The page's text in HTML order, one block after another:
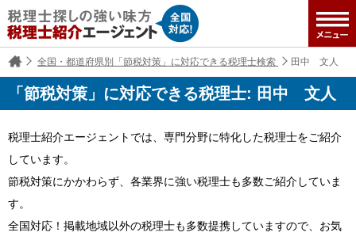
全国・都道府県別「節税対策」に対応できる税理士検索 田中 文人
「節税対策」に対応できる税理士: 田中 文人
税理士紹介エージェントでは、専門分野に特化した税理士をご紹介
しています。
節税対策にかかわらず、各業界に強い税理士も多数ご紹介していま
す。
全国対応！掲載地域以外の税理士も多数提携していますので、お気